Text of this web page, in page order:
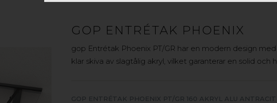
GOP ENTRÉTAK PHOENIX
gop Entrétak Phoenix PT/GR har en modern design
klar skiva av slagtålig akryl, vilket garanterar en solid och
GOP ENTRÉTAK PHOENIX PT/GR 160 AKRYL ALU ANTRACIT